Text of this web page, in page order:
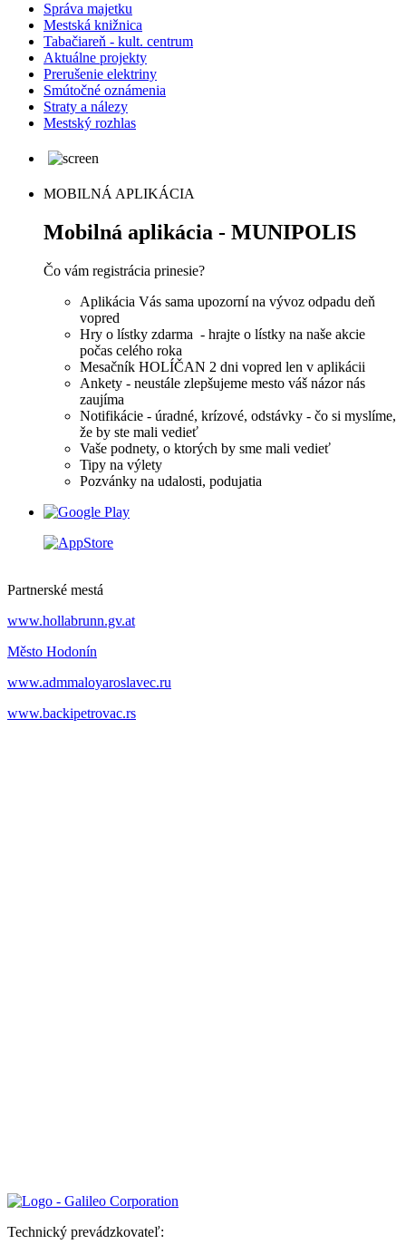
Správa majetku
Mestská knižnica
Tabačiareň - kult. centrum
Aktuálne projekty
Prerušenie elektriny
Smútočné oznámenia
Straty a nálezy
Mestský rozhlas
MOBILNÁ APLIKÁCIA
Mobilná aplikácia - MUNIPOLIS
Čo vám registrácia prinesie?
Aplikácia Vás sama upozorní na vývoz odpadu deň
vopred
Hry o lístky zdarma - hrajte o lístky na naše akcie
počas celého roka
Mesačník HOLÍČAN 2 dni vopred len v aplikácii
Ankety - neustále zlepšujeme mesto váš názor nás
zaujíma
Notifikácie - úradné, krízové, odstávky - čo si myslíme,
že by ste mali vedieť
Vaše podnety, o ktorých by sme mali vedieť
Tipy na výlety
Pozvánky na udalosti, podujatia
Partnerské mestá
www.hollabrunn.gv.at
Město Hodonín
www.admmaloyaroslavec.ru
www.backipetrovac.rs
Technický prevádzkovateľ: